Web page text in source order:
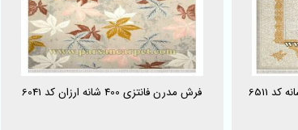
فرش مدرن فانتزی 400 شانه ارزان کد 6041